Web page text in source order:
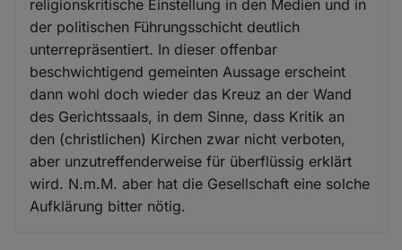
religionskritische Einstellung in den Medien und in
der politischen Führungsschicht deutlich
unterrepräsentiert. In dieser offenbar
beschwichtigend gemeinten Aussage erscheint
dann wohl doch wieder das Kreuz an der Wand
des Gerichtssaals, in dem Sinne, dass Kritik an
den (christlichen) Kirchen zwar nicht verboten,
aber unzutreffenderweise für überflüssig erklärt
wird. N.m.M. aber hat die Gesellschaft eine solche
Aufklärung bitter nötig.